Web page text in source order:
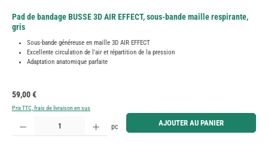
Pad de bandage BUSSE 3D AIR EFFECT, sous-bande maille respirante,
gris
Sous-bande généreuse en maille 3D AIR EFFECT
Excellente circulation de l'air et répartition de la pression
Adaptation anatomique parfaite
Prix régulier :
59,00 €
Prix TTC, frais de livraison en sus
Quantité de produit : Entrez la quantité souhaitée ou utilisez les boutons pour augmenter ou
pc AJOUTER AU PANIER